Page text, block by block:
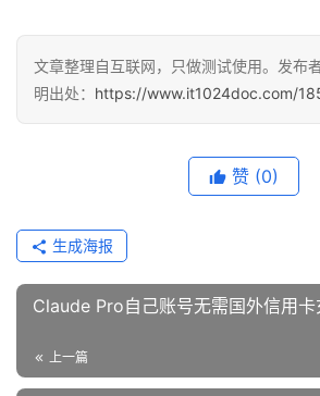
文章整理自互联网，只做测试使用。发布
明出处： https://www.it1024doc.com/
赞 (0)
生成海报
Claude Pro自己账号无需国外信用卡
上一篇